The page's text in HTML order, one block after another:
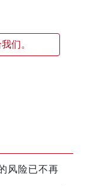
们。
风险已不再